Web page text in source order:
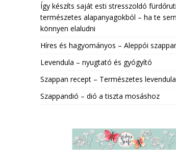
Így készíts saját esti stresszoldó
természetes alapanyagokból – ha te
könnyen elaludni
Híres és hagyományos – Aleppói
Levendula – nyugtató és gyógyító
Szappan recept – Természetes
Szappandió – dió a tiszta mosáshoz